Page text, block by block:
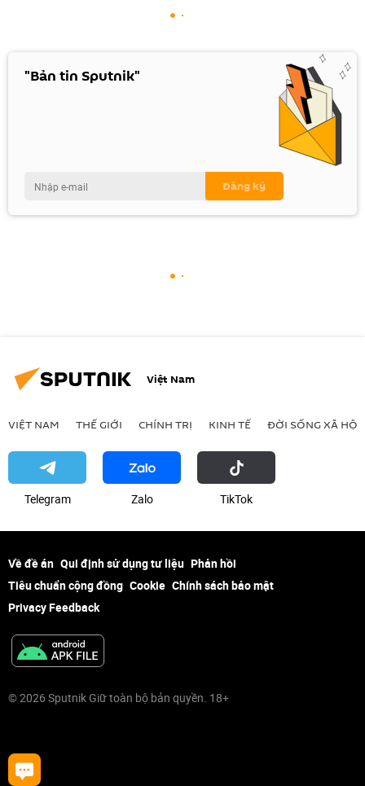
"Bản tin Sputnik"
Việt Nam
VIỆT NAM THẾ GIỚI CHÍNH TRỊ KINH TẾ ĐỜI SỐNG XÃ HỘI
Telegram Zalo ТikТоk
Về đề án Qui định sử dụng tư liệu Phản hồi
Tiêu chuẩn cộng đồng Cookie Chính sách bảo mật
Privacy Feedback
© 2026 Sputnik Giữ toàn bộ bản quyền. 18+